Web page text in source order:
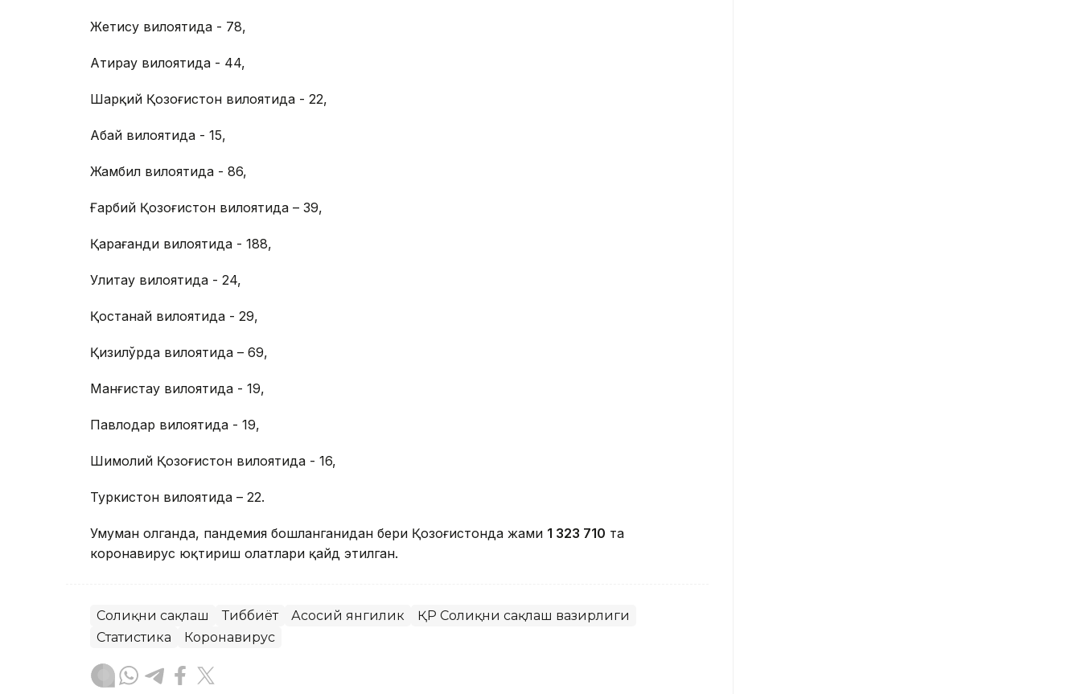
Жетису вилоятида - 78,
Атирау вилоятида - 44,
Шарқий Қозоғистон вилоятида - 22,
Абай вилоятида - 15,
Жамбил вилоятида - 86,
Ғарбий Қозоғистон вилоятида – 39,
Қарағанди вилоятида - 188,
Улитау вилоятида - 24,
Қостанай вилоятида - 29,
Қизилўрда вилоятида – 69,
Манғистау вилоятида - 19,
Павлодар вилоятида - 19,
Шимолий Қозоғистон вилоятида - 16,
Туркистон вилоятида – 22.
Умуман олганда, пандемия бошланганидан бери Қозоғистонда жами 1 323 710 та
коронавирус юқтириш ҳолатлари қайд этилган.
Соғлиқни сақлаш Тиббиёт Асосий янгилик
ҚР Соғлиқни сақлаш вазирлиги
Статистика
Коронавирус